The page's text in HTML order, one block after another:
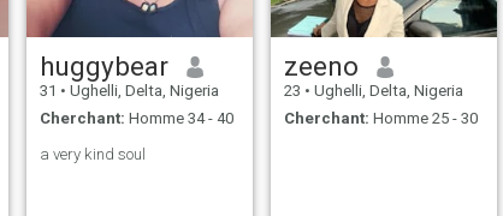
huggybear
31 • Ughelli, Delta, Nigeria
Cherchant: Homme 34 - 40
a very kind soul
zeeno
23 • Ughelli, Delta, Nigeria
Cherchant: Homme 25 - 30